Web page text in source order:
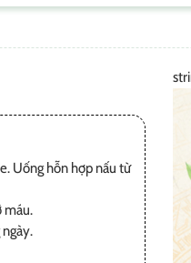
Uống hỗn hợp nấu từ
máu.